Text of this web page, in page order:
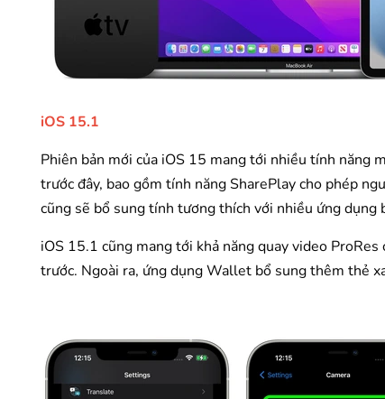
iOS 15.1
Phiên bản mới của iOS 15 mang tới nhiều tính năng
trước đây, bao gồm tính năng SharePlay cho phép
cũng sẽ bổ sung tính tương thích với nhiều ứng
iOS 15.1 cũng mang tới khả năng quay video
trước. Ngoài ra, ứng dụng Wallet bổ sung thêm thẻ